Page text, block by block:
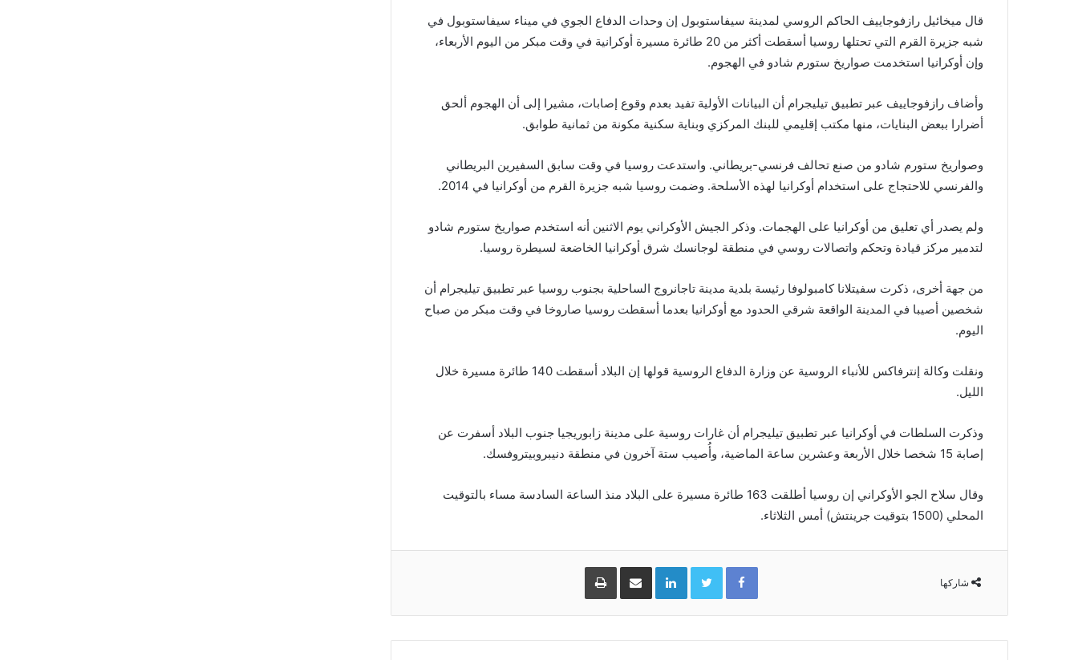
قال ميخائيل رازفوجاييف الحاكم الروسي لمدينة سيفاستوبول إن وحدات الدفاع الجوي في ميناء سيفاستوبول في
شبه جزيرة ​القرم التي تحتلها روسيا أسقطت أكثر من 20 طائرة ‌مسيرة أوكرانية في وقت مبكر من اليوم الأربعاء،
وإن أوكرانيا استخدمت صواريخ ستورم شادو في الهجوم.
وأضاف رازفوجاييف عبر تطبيق تيليجرام أن البيانات الأولية تفيد بعدم وقوع إصابات، مشيرا إلى أن الهجوم ألحق
أضرارا ببعض البنايات، منها مكتب إقليمي للبنك المركزي وبناية سكنية مكونة ⁠من ثمانية طوابق.
وصواريخ ستورم شادو من صنع تحالف فرنسي-بريطاني. ​واستدعت روسيا في وقت سابق السفيرين البريطاني
والفرنسي للاحتجاج على استخدام ​أوكرانيا لهذه الأسلحة. وضمت روسيا شبه جزيرة القرم من أوكرانيا في 2014.
ولم يصدر أي تعليق من أوكرانيا على الهجمات. وذكر الجيش الأوكراني يوم الاثنين ​أنه استخدم صواريخ ستورم شادو
لتدمير مركز قيادة وتحكم واتصالات ​روسي في منطقة لوجانسك شرق أوكرانيا الخاضعة لسيطرة روسيا.
من جهة أخرى، ذكرت سفيتلانا ‌كامبولوفا ⁠رئيسة بلدية مدينة تاجانروج الساحلية بجنوب روسيا عبر تطبيق تيليجرام أن
شخصين أصيبا في المدينة الواقعة شرقي الحدود مع أوكرانيا بعدما أسقطت روسيا صاروخا في وقت مبكر من صباح
اليوم.
ونقلت وكالة ​إنترفاكس للأنباء الروسية ​عن وزارة ⁠الدفاع الروسية قولها إن البلاد أسقطت 140 طائرة مسيرة خلال
الليل.
وذكرت السلطات في أوكرانيا عبر تطبيق ​تيليجرام أن غارات روسية على مدينة زابوريجيا جنوب البلاد ​أسفرت عن
⁠إصابة 15 شخصا خلال الأربعة وعشرين ساعة الماضية، وأُصيب ستة آخرون في منطقة دنيبروبيتروفسك.
وقال سلاح الجو الأوكراني إن روسيا أطلقت 163 ⁠طائرة مسيرة على البلاد منذ الساعة السادسة مساء بالتوقيت
المحلي (1500 بتوقيت جرينتش) أمس الثلاثاء.
شاركها
Facebook
Twitter
LinkedInمشاركة عبر البريد طباعة